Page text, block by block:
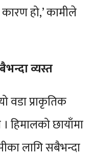
हो,’ कामीले
व्यस्त
वडा प्राकृतिक
हिमालको छायाँमा
लागि सबैभन्दा